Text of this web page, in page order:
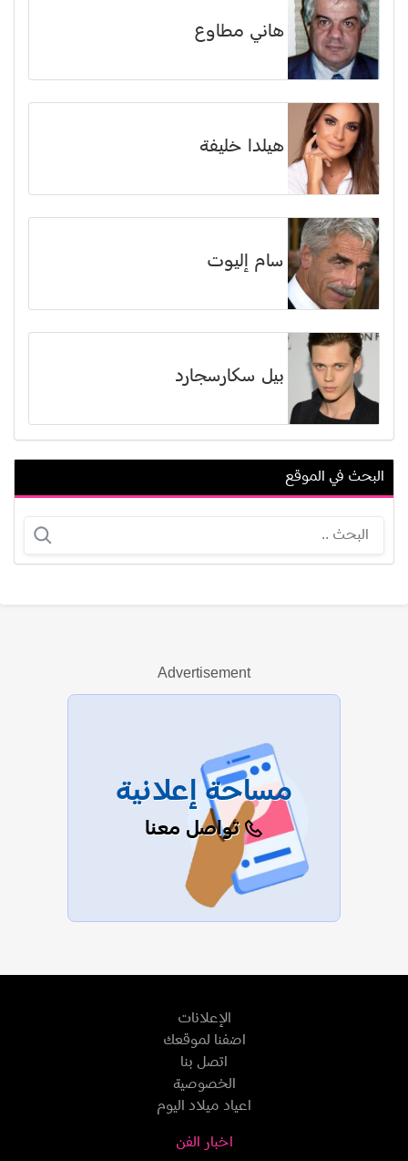
هاني مطاوع
هيلدا خليفة
سام إليوت
بيل سكارسجارد
بجمان بازغي
عرض الكل
البحث في الموقع
Advertisement
مساحة إعلانية
تواصل معنا
الإعلانات
اضفنا لموقعك
اتصل بنا
الخصوصية
اعياد ميلاد اليوم
اخبار الفن